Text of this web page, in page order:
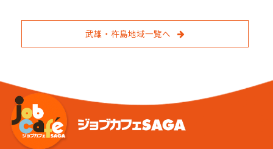
武雄・杵島地域一覧へ